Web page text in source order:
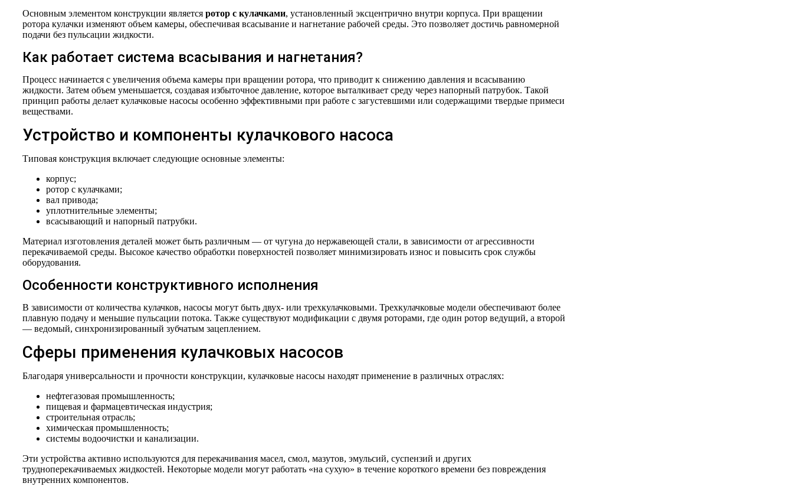
Основным элементом конструкции является ротор с кулачками, установленный эксцентрично внутри корпуса. При вращении
ротора кулачки изменяют объем камеры, обеспечивая всасывание и нагнетание рабочей среды. Это позволяет достичь равномерной
подачи без пульсации жидкости.
Как работает система всасывания и нагнетания?
Процесс начинается с увеличения объема камеры при вращении ротора, что приводит к снижению давления и всасыванию
жидкости. Затем объем уменьшается, создавая избыточное давление, которое выталкивает среду через напорный патрубок. Такой
принцип работы делает кулачковые насосы особенно эффективными при работе с загустевшими или содержащими твердые примеси
веществами.
Устройство и компоненты кулачкового насоса
Типовая конструкция включает следующие основные элементы:
корпус;
ротор с кулачками;
вал привода;
уплотнительные элементы;
всасывающий и напорный патрубки.
Материал изготовления деталей может быть различным — от чугуна до нержавеющей стали, в зависимости от агрессивности
перекачиваемой среды. Высокое качество обработки поверхностей позволяет минимизировать износ и повысить срок службы
оборудования.
Особенности конструктивного исполнения
В зависимости от количества кулачков, насосы могут быть двух- или трехкулачковыми. Трехкулачковые модели обеспечивают более
плавную подачу и меньшие пульсации потока. Также существуют модификации с двумя роторами, где один ротор ведущий, а второй
— ведомый, синхронизированный зубчатым зацеплением.
Сферы применения кулачковых насосов
Благодаря универсальности и прочности конструкции, кулачковые насосы находят применение в различных отраслях:
нефтегазовая промышленность;
пищевая и фармацевтическая индустрия;
строительная отрасль;
химическая промышленность;
системы водоочистки и канализации.
Эти устройства активно используются для перекачивания масел, смол, мазутов, эмульсий, суспензий и других
трудноперекачиваемых жидкостей. Некоторые модели могут работать «на сухую» в течение короткого времени без повреждения
внутренних компонентов.